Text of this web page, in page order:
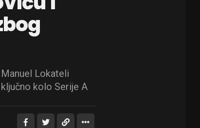
Lokateli
kolo Serije A